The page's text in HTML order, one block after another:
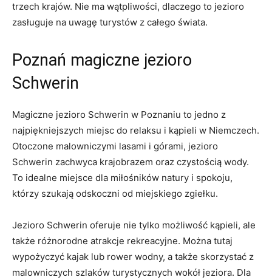
trzech krajów. Nie ma wątpliwości, dlaczego to ​jezioro
zasługuje na uwagę turystów z całego świata.
Poznań magiczne‌ jezioro
Schwerin
Magiczne jezioro ⁤Schwerin w Poznaniu to jedno z
najpiękniejszych miejsc do relaksu ⁢i kąpieli w Niemczech.
Otoczone malowniczymi lasami i górami, jezioro
Schwerin zachwyca krajobrazem oraz czystością ‍wody.
To ⁢idealne⁣ miejsce dla miłośników natury i‌ spokoju,
którzy szukają odskoczni od miejskiego zgiełku.
Jezioro Schwerin oferuje nie ⁣tylko możliwość kąpieli, ale
także różnorodne atrakcje rekreacyjne. Można tutaj
⁤wypożyczyć kajak lub rower wodny, a ​także‌ skorzystać z
malowniczych szlaków turystycznych⁢ wokół jeziora. Dla